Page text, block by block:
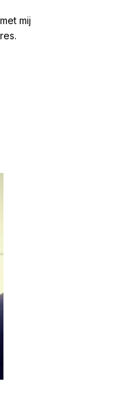
mij